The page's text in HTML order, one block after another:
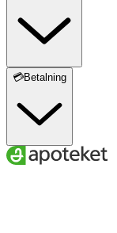
💳Betalning